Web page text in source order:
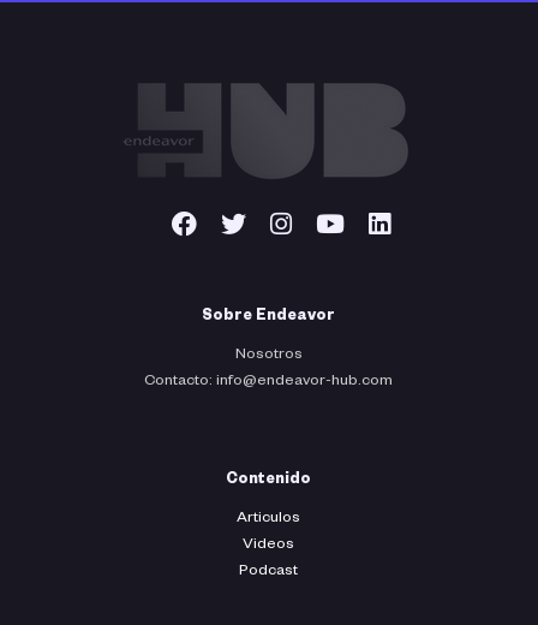
Sobre Endeavor
Nosotros
Contacto: info@endeavor-hub.com
Contenido
Articulos
Videos
Podcast